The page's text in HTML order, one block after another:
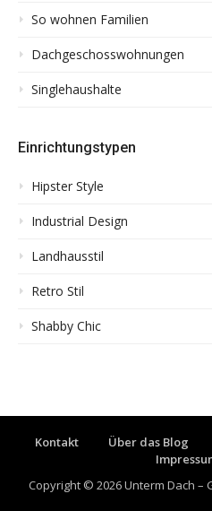
So wohnen Familien
Dachgeschosswohnungen
Singlehaushalte
Einrichtungstypen
Hipster Style
Industrial Design
Landhausstil
Retro Stil
Shabby Chic
Kontakt Über das Blog
Copyright © 2026 Unterm Dach –